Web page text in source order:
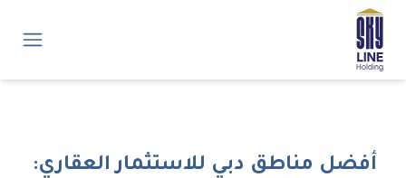
أفضل مناطق دبي للاستثمار العقاري: